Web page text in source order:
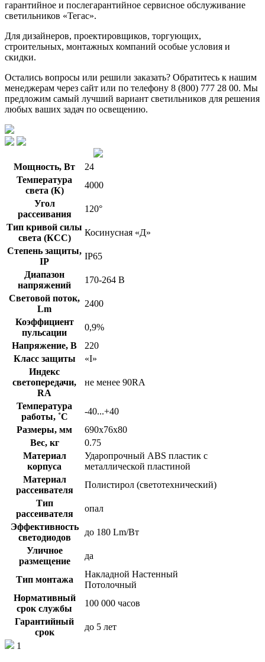
гарантийное и послегарантийное сервисное обслуживание
светильников «Тегас».
Для дизайнеров, проектировщиков, торгующих,
строительных, монтажных компаний особые условия и
скидки.
Остались вопросы или решили заказать? Обратитесь к нашим
менеджерам через сайт или по телефону 8 (800) 777 28 00. Мы
предложим самый лучший вариант светильников для решения
любых ваших задач по освещению.
Мощность, Вт
24
Температура
света (К)
4000
Угол
рассеивания
120°
Тип кривой силы
света (КСС)
Косинусная «Д»
Степень защиты,
IP
IP65
Диапазон
напряжений
170-264 В
Световой поток,
Lm
2400
Коэффициент
пульсации
0,9%
Напряжение, В
220
Класс защиты
«I»
Индекс
светопередачи,
RA
не менее 90RA
Температура
работы, ˚С
-40...+40
Размеры, мм
690х76х80
Вес, кг
0.75
Материал
корпуса
Ударопрочный ABS пластик с
металлической пластиной
Материал
рассеивателя
Полистирол (светотехнический)
Тип
рассеивателя
опал
Эффективность
светодиодов
до 180 Lm/Вт
Уличное
размещение
да
Тип монтажа
Накладной Настенный
Потолочный
Нормативный
срок службы
100 000 часов
Гарантийный
срок
до 5 лет
1